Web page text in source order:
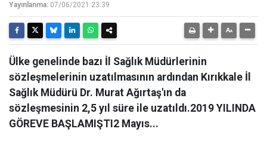
Yayınlanma: 07/06/2021 23:39
Ülke genelinde bazı İl Sağlık Müdürlerinin
sözleşmelerinin uzatılmasının ardından Kırıkkale İl
Sağlık Müdürü Dr. Murat Ağırtaş'ın da
sözleşmesinin 2,5 yıl süre ile uzatıldı.2019 YILINDA
GÖREVE BAŞLAMIŞTI2 Mayıs...